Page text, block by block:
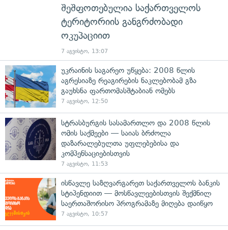
შეშფოთებულია საქართველოს
ტერიტორიის განგრძობადი
ოკუპაციით
7 აგვისტო, 13:07
უკრაინის საგარეო უწყება: 2008 წლის
აგრესიაზე რეაგირების ნაკლებობამ გზა
გაუხსნა ფართომასშტაბიან ომებს
7 აგვისტო, 12:50
სტრასბურგის სასამართლო და 2008 წლის
ომის საქმეები — საიას ბრძოლა
დაზარალებულთა უფლებებისა და
კომპენსაციებისთვის
7 აგვისტო, 11:53
ისწავლე საზღვარგარეთ საქართველოს ბანკის
სტიპენდიით — მოსწავლეებისთვის შექმნილ
საერთაშორისო პროგრამაზე მიღება დაიწყო
7 აგვისტო, 10:57